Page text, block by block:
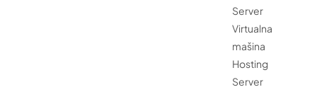
Server
Virtualna
mašina
Hosting
Server